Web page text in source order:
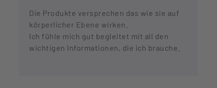
Die Produkte versprechen das wie sie auf
körperlicher Ebene wirken.
Ich fühle mich gut begleitet mit all den
wichtigen Informationen, die ich brauche.